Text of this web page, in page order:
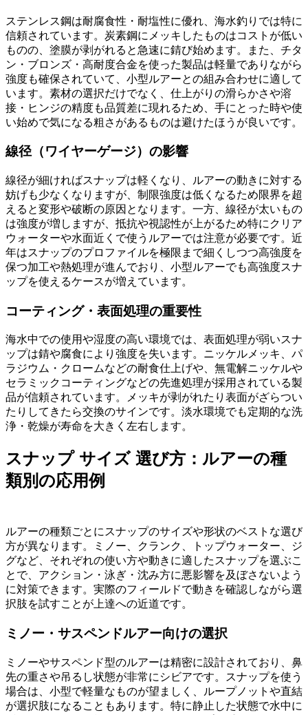
ステンレス鋼は耐腐食性・耐塩性に優れ、海水釣りでは特に
信頼されています。炭素鋼にメッキしたものはコストが低い
ものの、塗膜が剥がれると急速に錆び始めます。また、チタ
ン・ブロンズ・高耐度合金を使った製品は軽量でありながら
強度も確保されていて、小型ルアーとの組み合わせに適して
います。素材の選択だけでなく、仕上がりの滑らかさや溶
接・ヒンジの精度も品質差に現れるため、手にとった時や使
い始めで気になる粗さがあるものは避けたほうが良いです。
線径（ワイヤーゲージ）の影響
線径が細ければスナップは軽くなり、ルアーの動きに対する
妨げも少なくなりますが、制限強度は低くなるため限界を超
えると変形や破断の原因となります。一方、線径が太いもの
は強度が増しますが、抵抗や視認性が上がるため特にクリア
ウォーターや水面近くで使うルアーでは注意が必要です。近
年はスナップのプロファイルを極限まで細くしつつ高強度を
保つ加工や熱処理が進んでおり、小型ルアーでも高強度スナ
ップを使えるケースが増えています。
コーティング・表面処理の重要性
海水中での使用や湿度の高い環境では、表面処理が弱いスナ
ップは錆や腐食により強度を失います。ニッケルメッキ、パ
ラジウム・クロームなどの耐食仕上げや、無電解ニッケルや
セラミックコーティングなどの先進処理が採用されている製
品が信頼されています。メッキが剥がれたり表面がざらつい
たりしてきたら交換のサインです。淡水環境でも定期的な洗
浄・乾燥が寿命を大きく左右します。
スナップ サイズ 選び方：ルアーの種
類別の応用例
ルアーの種類ごとにスナップのサイズや形状のベストな選び
方が異なります。ミノー、クランク、トップウォーター、ジ
グなど、それぞれの使い方や動きに適したスナップを選ぶこ
とで、アクション・泳ぎ・沈み方に悪影響を及ぼさないよう
に対策できます。実際のフィールドで動きを確認しながら選
択肢を試すことが上達への近道です。
ミノー・サスペンドルアー向けの選択
ミノーやサスペンド型のルアーは精密に設計されており、鼻
先の重さや吊るし状態が非常にシビアです。スナップを使う
場合は、小型で軽量なものが望ましく、ループノットや直結
が選択肢になることもあります。特に静止した状態で水中に